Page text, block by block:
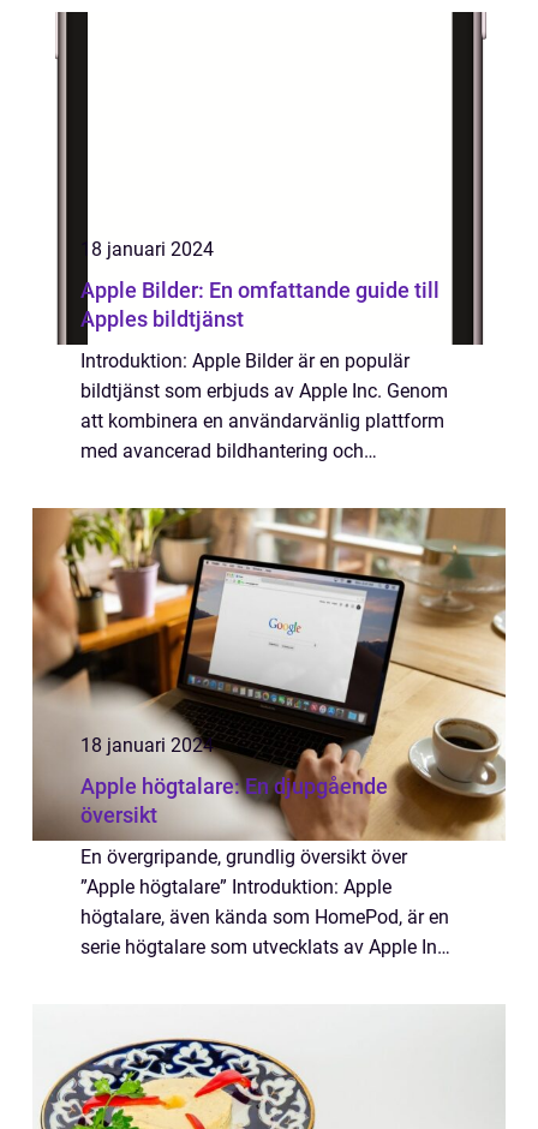
18 januari 2024
Apple Bilder: En omfattande guide till
Apples bildtjänst
Introduktion: Apple Bilder är en populär
bildtjänst som erbjuds av Apple Inc. Genom
att kombinera en användarvänlig plattform
med avancerad bildhantering och
föredraget verktyg för att organisera och
del...
18 januari 2024
Apple högtalare: En djupgående
översikt
En övergripande, grundlig översikt över
”Apple högtalare” Introduktion: Apple
högtalare, även kända som HomePod, är en
serie högtalare som utvecklats av Apple Inc.